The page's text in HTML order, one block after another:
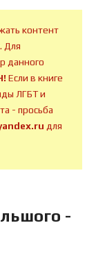
контент
Для
данного
Если в книге
ЛГБТ и
- просьба
для
-